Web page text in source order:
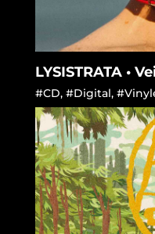
LYSISTRATA •
#CD, #Digital,